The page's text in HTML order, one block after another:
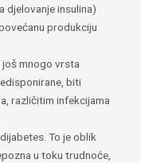
djelovanje insulina)
produkciju
mnogo vrsta
biti
različitim infekcijama
To je oblik
u toku trudnoće,